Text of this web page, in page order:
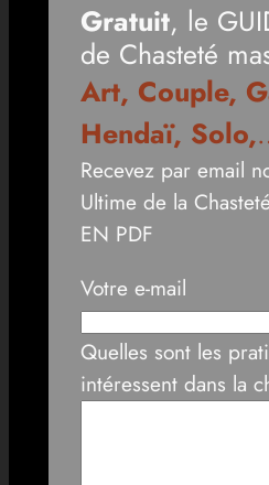
Gratuit, le
de Chasteté
Art, Couple,
Hendaï, Solo,
Recevez par email
Ultime de la
EN PDF
Votre e-mail
Quelles sont les
intéressent dans la